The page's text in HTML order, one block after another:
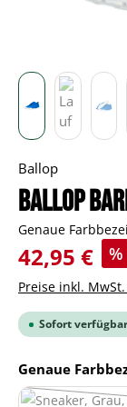
Ballop
BALLOP
Genaue
Verkaufspreis:
42,95 € %
Preise inkl.
Sofort
Genaue